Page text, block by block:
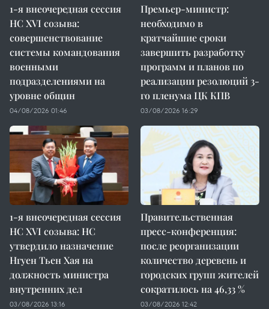
1-я внеочередная сессия
НС XVI созыва:
совершенствование
системы командования
военными
подразделениями на
уровне общин
04/08/2026 01:46
Премьер-министр:
необходимо в
кратчайшие сроки
завершить разработку
программ и планов по
реализации резолюций 3-
го пленума ЦК КПВ
03/08/2026 16:29
1-я внеочередная сессия
НС XVI созыва: НС
утвердило назначение
Нгуен Тьен Хая на
должность министра
внутренних дел
03/08/2026 13:16
Правительственная
пресс-конференция:
после реорганизации
количество деревень и
городских групп жителей
сократилось на 46,33 %
03/08/2026 12:42